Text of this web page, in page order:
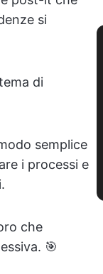
si
di
semplice
i processi e
che
🎯